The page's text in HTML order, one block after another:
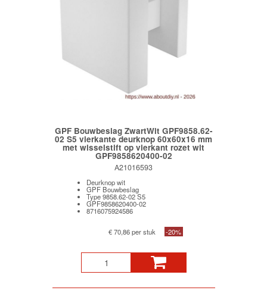
GPF Bouwbeslag ZwartWit GPF9858.62-
02 S5 vierkante deurknop 60x60x16 mm
met wisselstift op vierkant rozet wit
GPF9858620400-02
A21016593
Deurknop wit
GPF Bouwbeslag
Type 9858.62-02 S5
GPF9858620400-02
8716075924586
€ 70,86 per stuk -20%